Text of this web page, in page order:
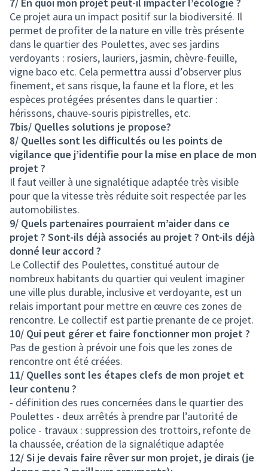
Ce projet aura un impact positif sur la biodiversité. Il
permet de profiter de la nature en ville très présente
dans le quartier des Poulettes, avec ses jardins
verdoyants : rosiers, lauriers, jasmin, chèvre-feuille,
vigne baco etc. Cela permettra aussi d’observer plus
finement, et sans risque, la faune et la flore, et les
espèces protégées présentes dans le quartier :
hérissons, chauve-souris pipistrelles, etc.
7bis/ Quelles solutions je propose?
8/ Quelles sont les difficultés ou les points de
vigilance que j’identifie pour la mise en place de mon
projet ?
Il faut veiller à une signalétique adaptée très visible
pour que la vitesse très réduite soit respectée par les
automobilistes.
9/ Quels partenaires pourraient m’aider dans ce
projet ? Sont-ils déjà associés au projet ? Ont-ils déjà
donné leur accord ?
Le Collectif des Poulettes, constitué autour de
nombreux habitants du quartier qui veulent imaginer
une ville plus durable, inclusive et verdoyante, est un
relais important pour mettre en œuvre ces zones de
rencontre. Le collectif est partie prenante de ce projet.
10/ Qui peut gérer et faire fonctionner mon projet ?
Pas de gestion à prévoir une fois que les zones de
rencontre ont été créées.
11/ Quelles sont les étapes clefs de mon projet et
leur contenu ?
- définition des rues concernées dans le quartier des
Poulettes - deux arrêtés à prendre par l’autorité de
police - travaux : suppression des trottoirs, refonte de
la chaussée, création de la signalétique adaptée
12/ Si je devais faire rêver sur mon projet, je dirais (je